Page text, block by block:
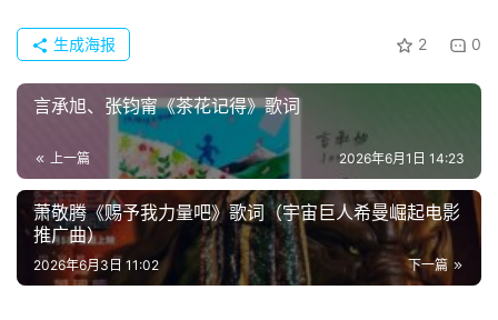
古
今
诗
常
用
贺
词
登录 注册
2 0
生成海报
言承旭、张钧甯《茶花记得》歌词
上一篇 2026年6月1日 14:23
萧敬腾《赐予我力量吧》歌词（宇宙巨人希曼崛起电影
推广曲）
下一篇
2026年6月3日 11:02